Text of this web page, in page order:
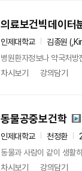
의료보건빅데이터
인제대학교 김종원
병원환자정보나 약국처
차시보기
강의담기
동물공중보건학
인제대학교 천정환
동물과 사람이 같이 생활
차시보기
강의담기